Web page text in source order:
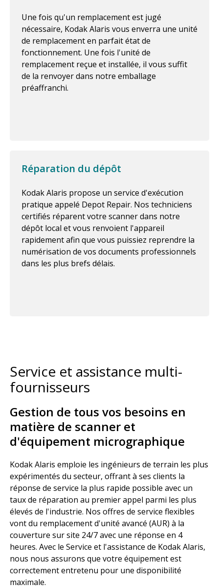
Une fois qu'un remplacement est jugé
nécessaire, Kodak Alaris vous enverra une unité
de remplacement en parfait état de
fonctionnement. Une fois l'unité de
remplacement reçue et installée, il vous suffit
de la renvoyer dans notre emballage
préaffranchi.
Réparation du dépôt
Kodak Alaris propose un service d'exécution
pratique appelé Depot Repair. Nos techniciens
certifiés réparent votre scanner dans notre
dépôt local et vous renvoient l'appareil
rapidement afin que vous puissiez reprendre la
numérisation de vos documents professionnels
dans les plus brefs délais.
Service et assistance multi-
fournisseurs
Gestion de tous vos besoins en
matière de scanner et
d'équipement micrographique
Kodak Alaris emploie les ingénieurs de terrain les plus
expérimentés du secteur, offrant à ses clients la
réponse de service la plus rapide possible avec un
taux de réparation au premier appel parmi les plus
élevés de l'industrie. Nos offres de service flexibles
vont du remplacement d'unité avancé (AUR) à la
couverture sur site 24/7 avec une réponse en 4
heures. Avec le Service et l'assistance de Kodak Alaris,
nous nous assurons que votre équipement est
correctement entretenu pour une disponibilité
maximale.